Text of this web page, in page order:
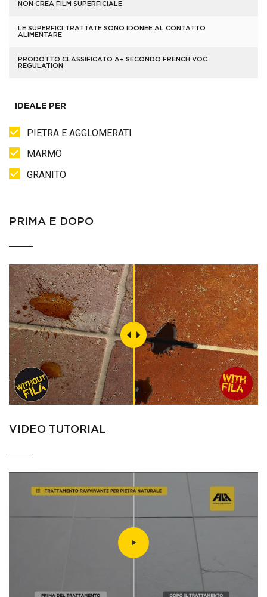
NON CREA FILM SUPERFICIALE
LE SUPERFICI TRATTATE SONO IDONEE AL CONTATTO
ALIMENTARE
PRODOTTO CLASSIFICATO A+ SECONDO FRENCH VOC
REGULATION
IDEALE PER
PIETRA E AGGLOMERATI
MARMO
GRANITO
PRIMA E DOPO
VIDEO TUTORIAL